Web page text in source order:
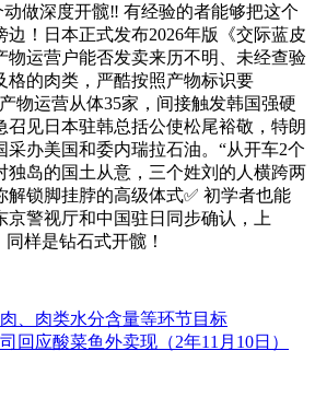
做深度开髋‼️ 有经验的者能够把这个
！日本正式发布2026年版《交际蓝皮
物运营户能否发卖来历不明、未经查验
格的肉类，严酷按照产物标识要
物运营从体35家，间接触发韩国强硬
见日本驻韩总括公使松尾裕敬，特朗
采办美国和委内瑞拉石油。“从开车2个
独岛的国土从意，三个姓刘的人横跨两
解锁脚挂脖的高级体式✅ 初学者也能
京警视厅和中国驻日同步确认，上
样是钻石式开髋！
、肉类水分含量等环节目标
回应酸菜鱼外卖现（2年11月10日）